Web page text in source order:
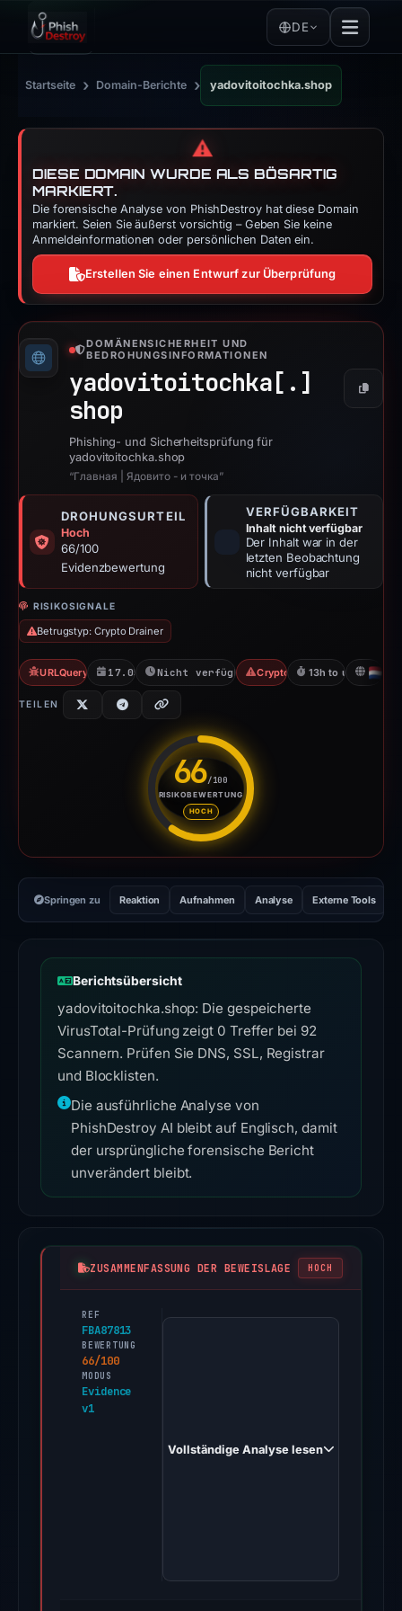
DE
Startseite › Domain-Berichte › yadovitoitochka.shop
⚠️
DIESE DOMAIN WURDE ALS BÖSARTIG
MARKIERT.
Die forensische Analyse von PhishDestroy hat diese Domain
markiert. Seien Sie äußerst vorsichtig – Geben Sie keine
Anmeldeinformationen oder persönlichen Daten ein.
Erstellen Sie einen Entwurf zur Überprüfung
DOMÄNENSICHERHEIT UND
BEDROHUNGSINFORMATIONEN
yadovitoitochka[.]
shop
Phishing- und Sicherheitsprüfung für
yadovitoitochka.shop
“Главная | Ядовито - и точка”
DROHUNGSURTEIL
Hoch
66/100
Evidenzbewertung
VERFÜGBARKEIT
Inhalt nicht verfügbar
Der Inhalt war in der
letzten Beobachtung
nicht verfügbar
RISIKOSIGNALE
Betrugstyp: Crypto Drainer
URLQuery: 4 detections
17.05.2026Nicht verfügbar seit 17.05.2026
Crypto Drainer13h to unavailable
TEILEN
66/100
RISIKOBEWERTUNG
HOCH
Risikobewertung: 66 von
Springen zu Reaktion Aufnahmen Analyse Externe Tools
Berichtsübersicht
yadovitoitochka.shop: Die gespeicherte
VirusTotal-Prüfung zeigt 0 Treffer bei 92
Scannern. Prüfen Sie DNS, SSL, Registrar
und Blocklisten.
Die ausführliche Analyse von
PhishDestroy AI bleibt auf Englisch, damit
der ursprüngliche forensische Bericht
unverändert bleibt.
ZUSAMMENFASSUNG DER BEWEISLAGE HOCH
REF
FBA87813
BEWERTUNG
66/100
MODUS
Evidence
v1
PhishDestroy
16,
Vollständige Analyse lesen